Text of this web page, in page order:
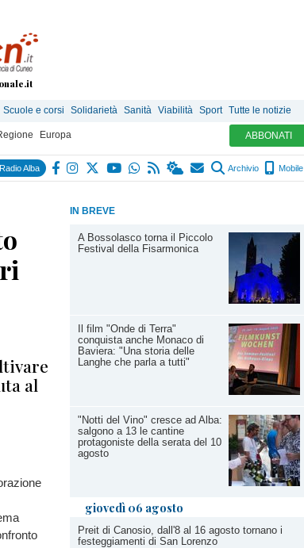
Scuole e corsi Solidarietà Sanità Viabilità Sport Tutte le notizie
Europa ABBONATI
Radio Alba Archivio Mobile
IN BREVE
A Bossolasco torna il Piccolo
Festival della Fisarmonica
Il film "Onde di Terra"
conquista anche Monaco di
Baviera: "Una storia delle
Langhe che parla a tutti"
"Notti del Vino" cresce ad Alba:
salgono a 13 le cantine
protagoniste della serata del 10
agosto
giovedì 06 agosto
Preit di Canosio, dall'8 al 16 agosto tornano i
festeggiamenti di San Lorenzo
al